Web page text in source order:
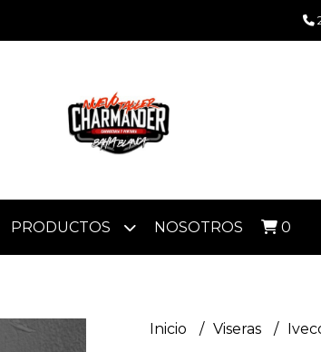
PRODUCTOS NOSOTROS 0
Inicio Viseras